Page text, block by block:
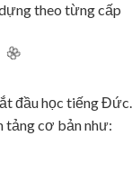
theo từng cấp
đầu học tiếng Đức.
tảng cơ bản như: